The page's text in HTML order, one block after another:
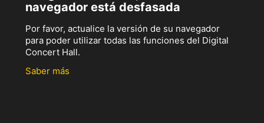
navegador está desfasada
Por favor, actualice la versión de su navegador
para poder utilizar todas las funciones del Digital
Concert Hall.
Saber más